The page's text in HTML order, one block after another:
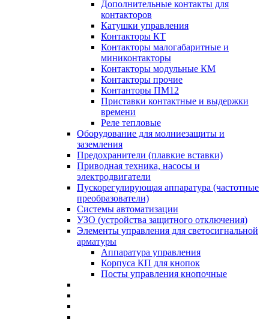
Дополнительные контакты для
контакторов
Катушки управления
Контакторы КТ
Контакторы малогабаритные и
миниконтакторы
Контакторы модульные КМ
Контакторы прочие
Контанторы ПМ12
Приставки контактные и выдержки
времени
Реле тепловые
Оборудование для молниезащиты и
заземления
Предохранители (плавкие вставки)
Приводная техника, насосы и
электродвигатели
Пускорегулирующая аппаратура (частотные
преобразователи)
Системы автоматизации
УЗО (устройства защитного отключения)
Элементы управления для светосигнальной
арматуры
Аппаратура управления
Корпуса КП для кнопок
Посты управления кнопочные